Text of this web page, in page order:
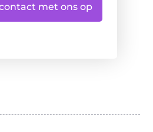
met ons op